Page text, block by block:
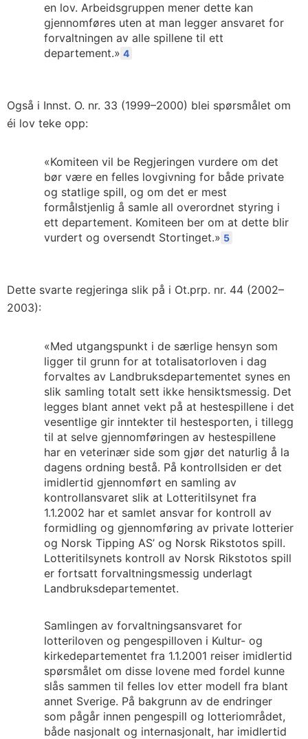
en lov. Arbeidsgruppen mener dette kan
gjennomføres uten at man legger ansvaret for
forvaltningen av alle spillene til ett
departement.» 4
Også i Innst. O. nr. 33 (1999–2000) blei spørsmålet om
éi lov teke opp:
«Komiteen vil be Regjeringen vurdere om det
bør være en felles lovgivning for både private
og statlige spill, og om det er mest
formålstjenlig å samle all overordnet styring i
ett departement. Komiteen ber om at dette blir
vurdert og oversendt Stortinget.» 5
Dette svarte regjeringa slik på i Ot.prp. nr. 44 (2002–
2003):
«Med utgangspunkt i de særlige hensyn som
ligger til grunn for at totalisatorloven i dag
forvaltes av Landbruksdepartementet synes en
slik samling totalt sett ikke hensiktsmessig. Det
legges blant annet vekt på at hestespillene i det
vesentlige gir inntekter til hestesporten, i tillegg
til at selve gjennomføringen av hestespillene
har en veterinær side som gjør det naturlig å la
dagens ordning bestå. På kontrollsiden er det
imidlertid gjennomført en samling av
kontrollansvaret slik at Lotteritilsynet fra
1.1.2002 har et samlet ansvar for kontroll av
formidling og gjennomføring av private lotterier
og Norsk Tipping AS’ og Norsk Rikstotos spill.
Lotteritilsynets kontroll av Norsk Rikstotos spill
er fortsatt forvaltningsmessig underlagt
Landbruksdepartementet.
Samlingen av forvaltningsansvaret for
lotteriloven og pengespilloven i Kultur- og
kirkedepartementet fra 1.1.2001 reiser imidlertid
spørsmålet om disse lovene med fordel kunne
slås sammen til felles lov etter modell fra blant
annet Sverige. På bakgrunn av de endringer
som pågår innen pengespill og lotteriområdet,
både nasjonalt og internasjonalt, har imidlertid